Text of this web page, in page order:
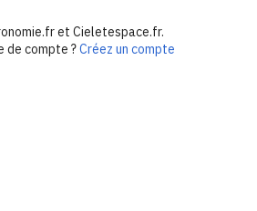
et Cieletespace.fr.
de compte ?Créez un compte